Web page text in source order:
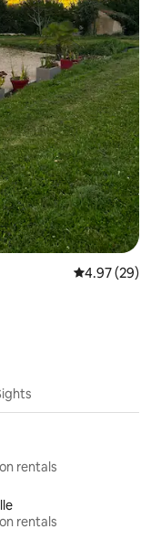
4.97 out of 5
4.97 (29)
rentals
rentals